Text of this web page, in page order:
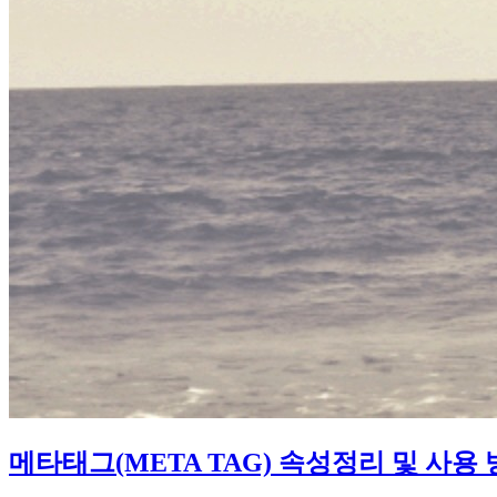
메타태그(META TAG) 속성정리 및 사용